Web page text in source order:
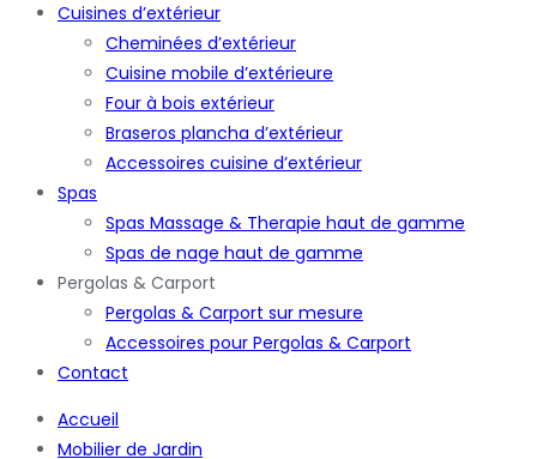
Cuisines d’extérieur
Cheminées d’extérieur
Cuisine mobile d’extérieure
Four à bois extérieur
Braseros plancha d’extérieur
Accessoires cuisine d’extérieur
Spas
Spas Massage & Therapie haut de gamme
Spas de nage haut de gamme
Pergolas & Carport
Pergolas & Carport sur mesure
Accessoires pour Pergolas & Carport
Contact
Accueil
Mobilier de Jardin